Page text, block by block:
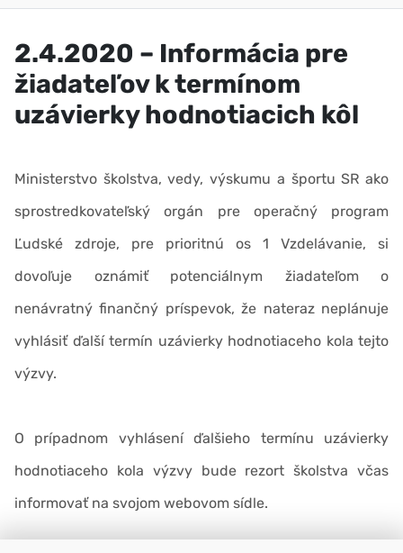
2.4.2020 – Informácia pre
žiadateľov k termínom
uzávierky hodnotiacich kôl
Ministerstvo školstva, vedy, výskumu a športu SR ako
sprostredkovateľský orgán pre operačný program
Ľudské zdroje, pre prioritnú os 1 Vzdelávanie, si
dovoľuje oznámiť potenciálnym žiadateľom o
nenávratný finančný príspevok, že nateraz neplánuje
vyhlásiť ďalší termín uzávierky hodnotiaceho kola tejto
výzvy.
O prípadnom vyhlásení ďalšieho termínu uzávierky
hodnotiaceho kola výzvy bude rezort školstva včas
informovať na svojom webovom sídle.